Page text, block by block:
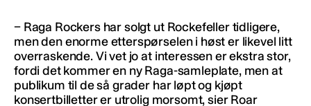
− Raga Rockers har solgt ut Rockefeller tidligere,
men den enorme etterspørselen i høst er likevel litt
overraskende. Vi vet jo at interessen er ekstra stor,
fordi det kommer en ny Raga-samleplate, men at
publikum til de så grader har løpt og kjøpt
konsertbilletter er utrolig morsomt, sier Roar